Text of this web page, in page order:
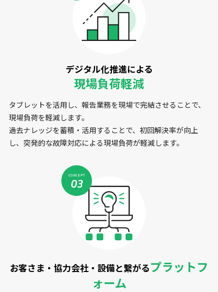
デジタル化推進による
現場負荷軽減
タブレットを活用し、報告業務を現場で完結させることで、
現場負荷を軽減します。
過去ナレッジを蓄積・活用することで、初回解決率が向上
し、突発的な故障対応による現場負荷が軽減します。
CONCEPT
03
お客さま・協力会社・設備と繋がるプラットフ
ォーム